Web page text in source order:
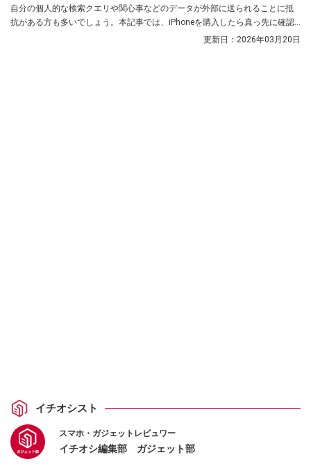
自分の個人的な検索クエリや関心事などのデータが外部に送られることに抵
抗がある方も多いでしょう。本記事では、iPhoneを購入したら真っ先に確認
しておきたい「Appleの検索機能の改善に協力」という設定をオフにして、検
更新日： 2026年03月20日
イチオシスト
スマホ・ガジェットレビュワー
イチオシ編集部 ガジェット部